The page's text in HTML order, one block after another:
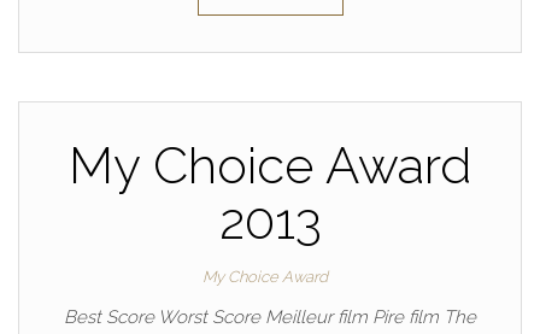
My Choice Award
2013
My Choice Award
Best Score Worst Score Meilleur film Pire film The